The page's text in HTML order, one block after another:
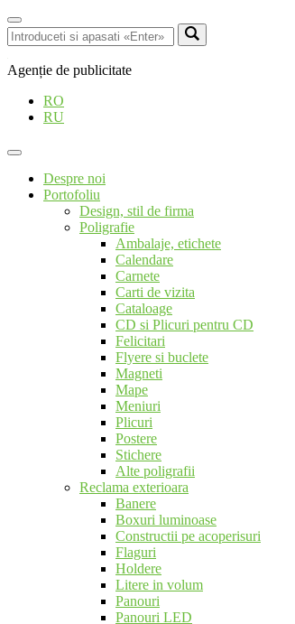
Agenție de publicitate
RO
RU
Despre noi
Portofoliu
Design, stil de firma
Poligrafie
Ambalaje, etichete
Calendare
Carnete
Carti de vizita
Cataloage
CD si Plicuri pentru CD
Felicitari
Flyere si buclete
Magneti
Mape
Meniuri
Plicuri
Postere
Stichere
Alte poligrafii
Reclama exterioara
Banere
Boxuri luminoase
Constructii pe acoperisuri
Flaguri
Holdere
Litere in volum
Panouri
Panouri LED